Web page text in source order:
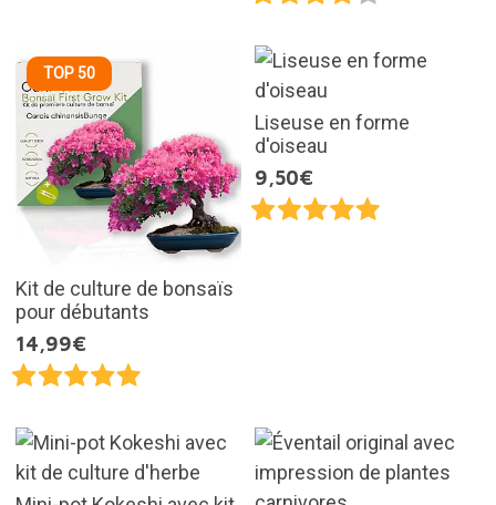
TOP 50
Kit de culture de bonsaïs
pour débutants
14,99€
Liseuse en forme
d'oiseau
9,50€